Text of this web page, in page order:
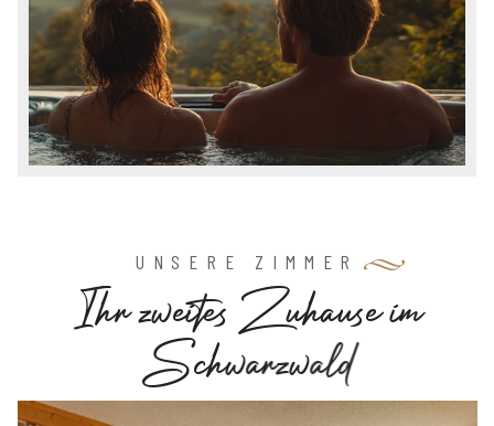
UNSERE ZIMMER
Ihrzweites Zuhauseim
Schwarzwald